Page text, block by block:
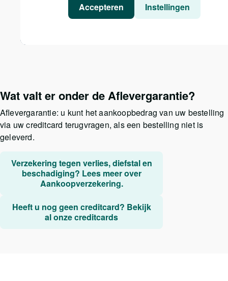
Accepteren Instellingen
Wat valt er onder de Aflevergarantie?
Aflevergarantie: u kunt het aankoopbedrag van uw bestelling
via uw creditcard terugvragen, als een bestelling niet is
geleverd.
Verzekering tegen verlies, diefstal en
beschadiging? Lees meer over
Aankoopverzekering.
Heeft u nog geen creditcard? Bekijk
al onze creditcards